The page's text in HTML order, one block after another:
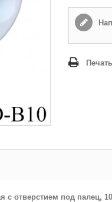
Печать
отверстием под палец,